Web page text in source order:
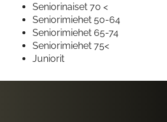
Seniorinaiset 70 <
Seniorimiehet 50-64
Seniorimiehet 65-74
Seniorimiehet 75<
Juniorit